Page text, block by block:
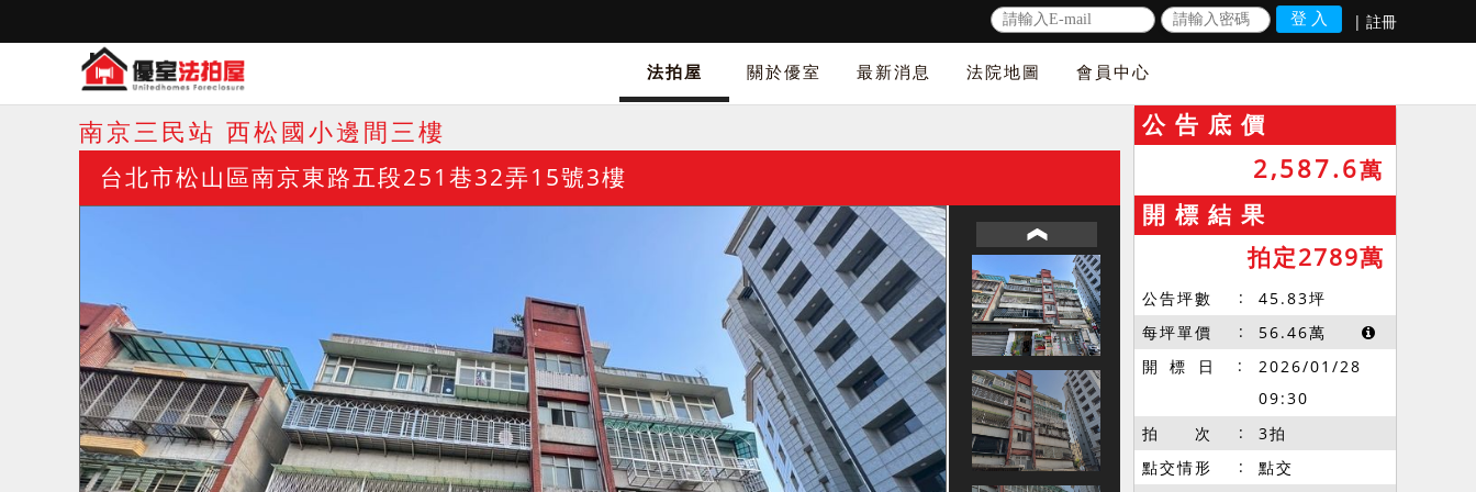
| 註冊
法拍屋 關於優室 最新消息 法院地圖 會員中心
南京三民站 西松國小邊間三樓
台北市松山區南京東路五段251巷32弄15號3樓
公 告 底 價
2,587.6萬
開 標 結 果
拍定2789萬
公告坪數 45.83坪
每坪單價
56.46萬
開 標 日
2026/01/28
09:30
拍 次
3拍
點交情形
點交